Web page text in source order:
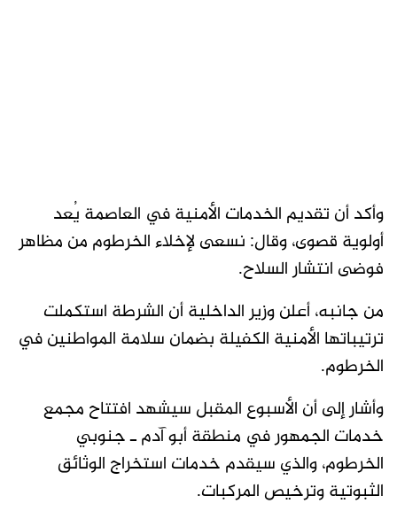
وأكد أن تقديم الخدمات الأمنية في العاصمة يُعد
أولوية قصوى، وقال: نسعى لإخلاء الخرطوم من مظاهر
فوضى انتشار السلاح.
من جانبه، أعلن وزير الداخلية أن الشرطة استكملت
ترتيباتها الأمنية الكفيلة بضمان سلامة المواطنين في
الخرطوم.
وأشار إلى أن الأسبوع المقبل سيشهد افتتاح مجمع
خدمات الجمهور في منطقة أبو آدم ـ جنوبي
الخرطوم، والذي سيقدم خدمات استخراج الوثائق
الثبوتية وترخيص المركبات.